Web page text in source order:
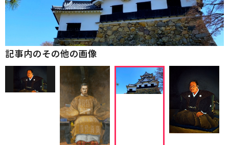
記事内のその他の画像